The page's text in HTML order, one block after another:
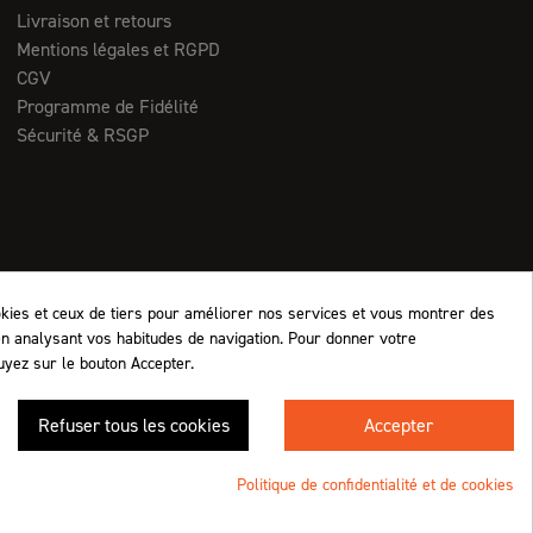
Livraison et retours
Mentions légales et RGPD
CGV
Programme de Fidélité
Sécurité & RSGP
Retrouvez-nous !
et ceux de tiers pour améliorer nos services et vous montrer des
analysant vos habitudes de navigation. Pour donner votre
sur le bouton Accepter.
Accepter
Refuser tous les cookies
Politique de confidentialité et de cookies
★★★★★